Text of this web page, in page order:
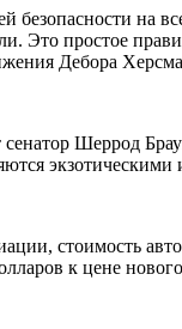
безопасности на
Это простое
Дебора
Шеррод
стоимость
к цене